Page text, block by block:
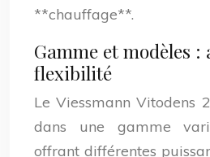
**chauffage**.
Gamme et modèles
flexibilité
Le Viessmann Vitodens
dans une gamme
offrant différentes